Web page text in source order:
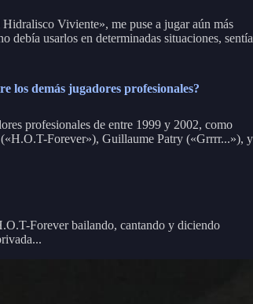
Viviente», me puse a jugar aún más
debía usarlos en determinadas situaciones, sentía
los demás jugadores profesionales?
profesionales de entre 1999 y 2002, como
Forever»), Guillaume Patry («Grrrr...»), y
Forever bailando, cantando y diciendo